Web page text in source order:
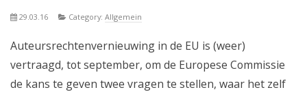
29.03.16 Category:Allgemein
Auteursrechtenvernieuwing in de EU is (weer)
vertraagd, tot september, om de Europese Commissie
de kans te geven twee vragen te stellen, waar het zelf